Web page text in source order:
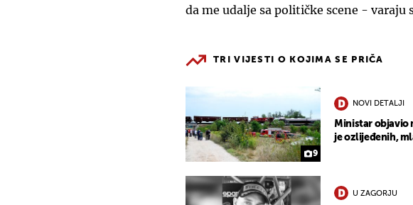
da me udalje sa političke scene - varaju
TRI VIJESTI O KOJIMA SE PRIČA
9
NOVI DETALJI
Ministar objavio
je ozlijeđenih,
U ZAGORJU